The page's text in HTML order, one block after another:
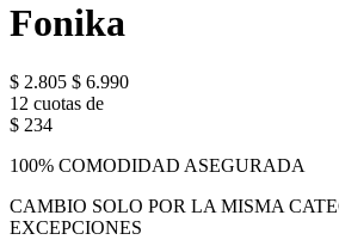
Fonika
$ 2.805 $ 6.990
12 cuotas de
$ 234
100% COMODIDAD ASEGURADA
CAMBIO SOLO POR LA MISMA
EXCEPCIONES